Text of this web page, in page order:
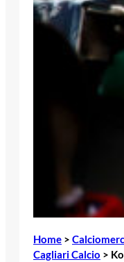
Home >
Cagliari Calcio >